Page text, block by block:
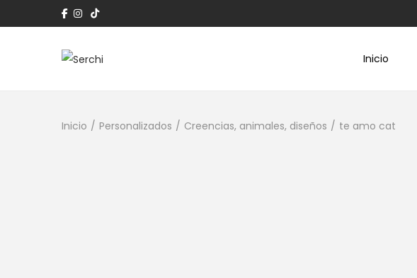
Inicio
Inicio / Personalizados / Creencias, animales, diseños / te amo cat